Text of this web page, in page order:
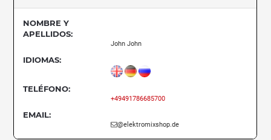
NOMBRE Y
APELLIDOS:
John John
IDIOMAS:
TELÉFONO:
+49491786685700
EMAIL:
@elektromixshop.de